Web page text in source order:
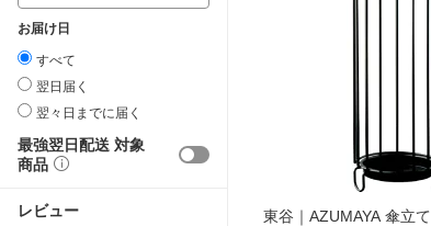
お届け日
すべて
翌日届く
翌々日までに届く
最強翌日配送 対象
商品
レビュー
東谷｜AZUMAYA 傘立て